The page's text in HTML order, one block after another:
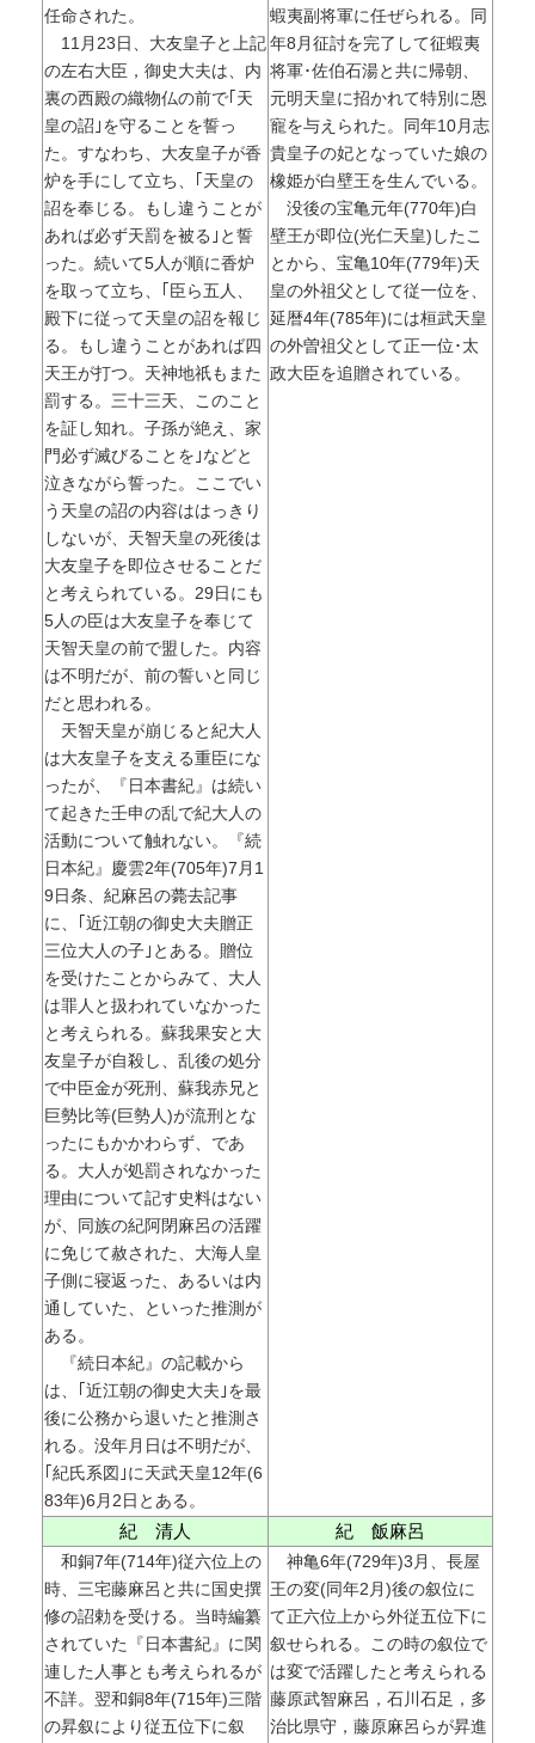
任命された。
11月23日、大友皇子と上記
の左右大臣，御史大夫は、内
裏の西殿の織物仏の前で｢天
皇の詔｣を守ることを誓っ
た。すなわち、大友皇子が香
炉を手にして立ち、｢天皇の
詔を奉じる。もし違うことが
あれば必ず天罰を被る｣と誓
った。続いて5人が順に香炉
を取って立ち、｢臣ら五人、
殿下に従って天皇の詔を報じ
る。もし違うことがあれば四
天王が打つ。天神地祇もまた
罰する。三十三天、このこと
を証し知れ。子孫が絶え、家
門必ず滅びることを｣などと
泣きながら誓った。ここでい
う天皇の詔の内容ははっきり
しないが、天智天皇の死後は
大友皇子を即位させることだ
と考えられている。29日にも
5人の臣は大友皇子を奉じて
天智天皇の前で盟した。内容
は不明だが、前の誓いと同じ
だと思われる。
天智天皇が崩じると紀大人
は大友皇子を支える重臣にな
ったが、『日本書紀』は続い
て起きた壬申の乱で紀大人の
活動について触れない。『続
日本紀』慶雲2年(705年)7月1
9日条、紀麻呂の薨去記事
に、｢近江朝の御史大夫贈正
三位大人の子｣とある。贈位
を受けたことからみて、大人
は罪人と扱われていなかった
と考えられる。蘇我果安と大
友皇子が自殺し、乱後の処分
で中臣金が死刑、蘇我赤兄と
巨勢比等(巨勢人)が流刑とな
ったにもかかわらず、であ
る。大人が処罰されなかった
理由について記す史料はない
が、同族の紀阿閉麻呂の活躍
に免じて赦された、大海人皇
子側に寝返った、あるいは内
通していた、といった推測が
ある。
『続日本紀』の記載から
は、｢近江朝の御史大夫｣を最
後に公務から退いたと推測さ
れる。没年月日は不明だが、
｢紀氏系図｣に天武天皇12年(6
83年)6月2日とある。
蝦夷副将軍に任ぜられる。同
年8月征討を完了して征蝦夷
将軍･佐伯石湯と共に帰朝、
元明天皇に招かれて特別に恩
寵を与えられた。同年10月志
貴皇子の妃となっていた娘の
橡姫が白壁王を生んでいる。
没後の宝亀元年(770年)白
壁王が即位(光仁天皇)したこ
とから、宝亀10年(779年)天
皇の外祖父として従一位を、
延暦4年(785年)には桓武天皇
の外曽祖父として正一位･太
政大臣を追贈されている。
紀 清人
紀 飯麻呂
和銅7年(714年)従六位上の
時、三宅藤麻呂と共に国史撰
修の詔勅を受ける。当時編纂
されていた『日本書紀』に関
連した人事とも考えられるが
不詳。翌和銅8年(715年)三階
の昇叙により従五位下に叙
神亀6年(729年)3月、長屋
王の変(同年2月)後の叙位に
て正六位上から外従五位下に
叙せられる。この時の叙位で
は変で活躍したと考えられる
藤原武智麻呂，石川石足，多
治比県守，藤原麻呂らが昇進